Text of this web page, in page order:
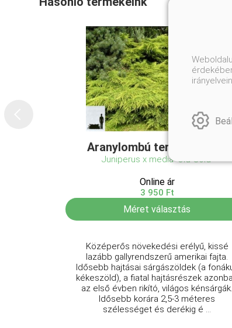
Aranylombú terülő boróka
Juniperus x media 'Old Gold'
Online ár
3 950 Ft
Méret választás
Középerős növekedési erélyű, kissé
lazább gallyrendszerű amerikai fajta.
Idősebb hajtásai sárgászöldek (a
kékeszöld), a fiatal hajtásrészek
az első évben rikító, világos kénsárgák.
Idősebb korára 2,5-3 méteres
szélességet és derékig é ...